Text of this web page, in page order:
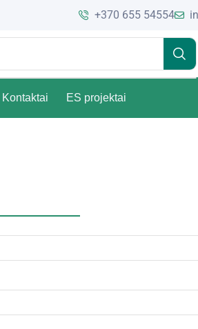
+370 655 54554
Kontaktai ES projektai